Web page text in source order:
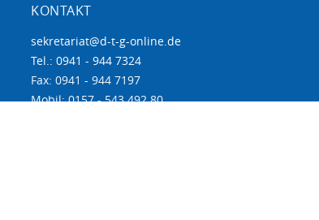
KONTAKT
sekretariat@d-t-g-online.de
Tel.: 0941 - 944 7324
Fax: 0941 - 944 7197
Mobil: 0157 - 543 492 80